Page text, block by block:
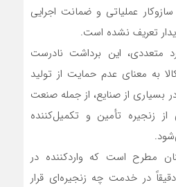
عملیاتی و ضمانت اجرایی
تعریف نشده است.
متعددی، این برداشت نادرست
به معنای عدم حمایت از تولید
بسیاری از صنایع، از جمله صنعت
زنجیره تأمین و تکمیل‌کننده
مطرح است که واردکننده در
در خدمت چه زنجیره‌ای قرار